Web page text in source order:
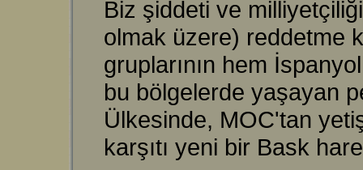
Biz şiddeti ve
olmak üzere) reddetme
gruplarının hem
bu bölgelerde yaşayan
Ülkesinde, MOC'tan
karşıtı yeni bir Bask